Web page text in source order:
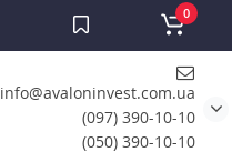
info@avaloninvest.com.ua
(097) 390-10-10
(050) 390-10-10
0